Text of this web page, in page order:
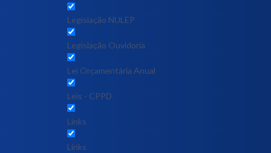
Legislação NULEP
Legislação Ouvidoria
Lei Orçamentária Anual
Leis - CPPD
Links
Links